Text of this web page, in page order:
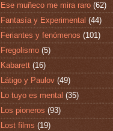
Ese muñeco me mira raro (62)
Fantasía y Experimental (44)
Feriantes y fenómenos (101)
Fregolismo (5)
Kabarett (16)
Látigo y Paulov (49)
Lo tuyo es mental (35)
Los pioneros (93)
Lost films (19)